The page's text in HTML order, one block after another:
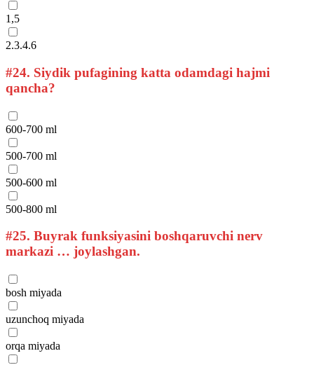
1,5
2.3.4.6
#24. Siydik pufagining katta odamdagi hajmi
qancha?
600-700 ml
500-700 ml
500-600 ml
500-800 ml
#25. Buyrak funksiyasini boshqaruvchi nerv
markazi … joylashgan.
bosh miyada
uzunchoq miyada
orqa miyada